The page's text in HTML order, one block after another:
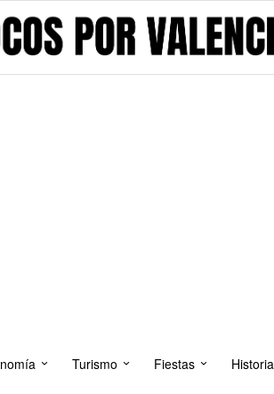
Turismo Fiestas Historia